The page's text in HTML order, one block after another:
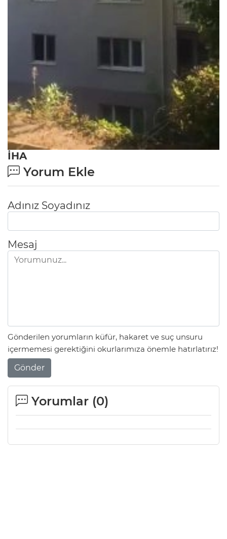
İHA
Yorum Ekle
Adınız Soyadınız
Mesaj
Gönderilen yorumların küfür, hakaret ve suç unsuru
içermemesi gerektiğini okurlarımıza önemle hatırlatırız!
Gönder
Yorumlar (0)